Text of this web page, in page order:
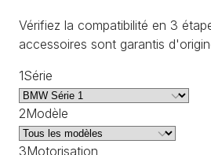
Vérifiez la compatibilité en 3
accessoires sont garantis
1Série
2Modèle
3Motorisation